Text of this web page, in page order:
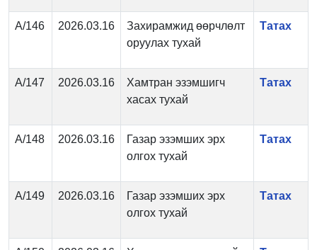
А/146 2026.03.16
Захирамжид өөрчлөлт
оруулах тухай
Татах
А/147 2026.03.16
Хамтран эзэмшигч
хасах тухай
Татах
А/148 2026.03.16
Газар эзэмших эрх
олгох тухай
Татах
А/149 2026.03.16
Газар эзэмших эрх
олгох тухай
Татах